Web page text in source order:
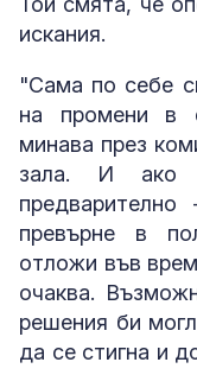
искания.
"Сама по себе
на промени в
минава през
зала. И ако
превърне в
отложи във
очаква.
решения би
да се стигна и